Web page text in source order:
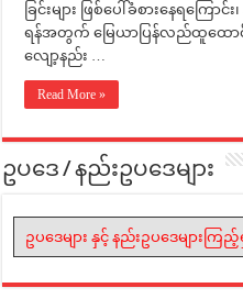
ခြင်းများ ဖြစ်ပေါ်ခံစားနေရကြော
ရန်အတွက် မြေယာပြန်လည်ထူထောင်
လျော့နည်း …
Read More »
ဥပဒေ / နည်းဥပဒေများ
ဥပဒေများ နှင့် နည်းဥပဒေများကြည့်